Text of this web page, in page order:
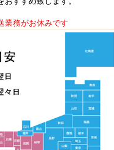
業務がお休みです